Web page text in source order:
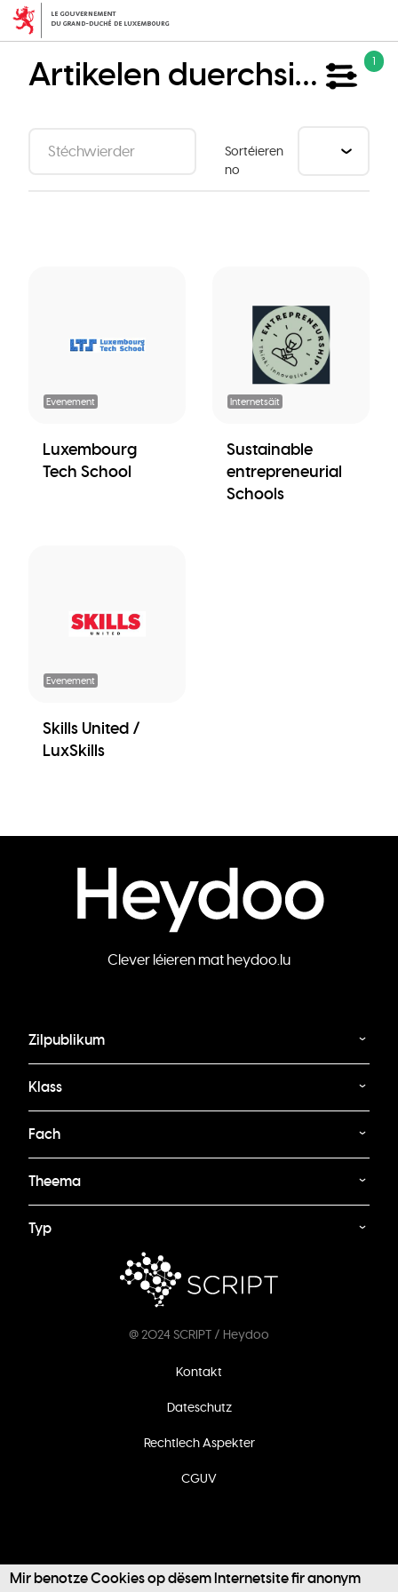
Skip
content
Artikelen duerchsichen 1
Sortéieren
no
Evenement
Luxembourg
Tech School
Internetsäit
Sustainable
entrepreneurial
Schools
Evenement
Skills United /
LuxSkills
Clever léieren mat heydoo.lu
Zilpublikum
Klass
Fach
Theema
Typ
@ 2024 SCRIPT / Heydoo
Kontakt
Dateschutz
Rechtlech Aspekter
CGUV
Mir benotze Cookies op dësem Internetsite fir anonym